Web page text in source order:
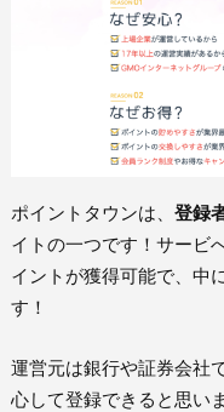
ポイントタウンは、 登録
イトの一つです！サービ
イントが獲得可能で、中
す！
運営元は銀行や証券会社
心して登録できると思い